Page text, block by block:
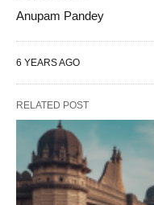
Anupam Pandey
6 YEARS AGO
RELATED POST